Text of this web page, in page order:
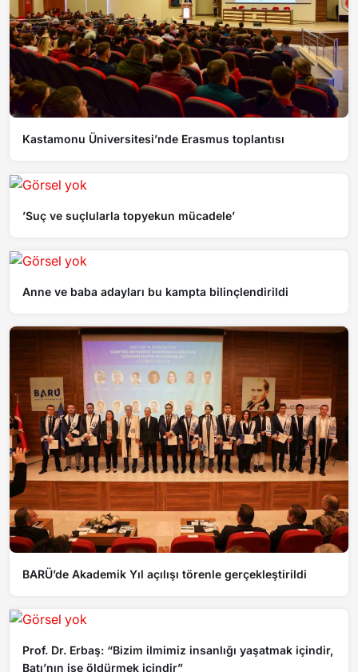
Kastamonu Üniversitesi’nde Erasmus toplantısı
’Suç ve suçlularla topyekun mücadele’
Anne ve baba adayları bu kampta bilinçlendirildi
BARÜ’de Akademik Yıl açılışı törenle gerçekleştirildi
Prof. Dr. Erbaş: “Bizim ilmimiz insanlığı yaşatmak içindir,
Batı’nın ise öldürmek içindir”